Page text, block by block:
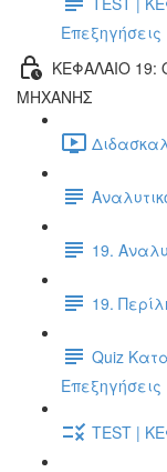
Επεξηγήσεις
ΚΕΦΑΛΑΙΟ 19:
ΜΗΧΑΝΗΣ
19.
19.
Quiz
Επεξηγήσεις
TEST |